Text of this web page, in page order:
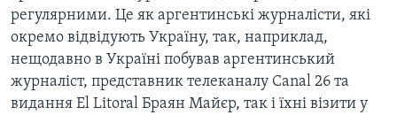
регулярними. Це як аргентинські журналісти, які
окремо відвідують Україну, так, наприклад,
нещодавно в Україні побував аргентинський
журналіст, представник телеканалу Canal 26 та
видання El Litoral Браян Майєр, так і їхні візити у